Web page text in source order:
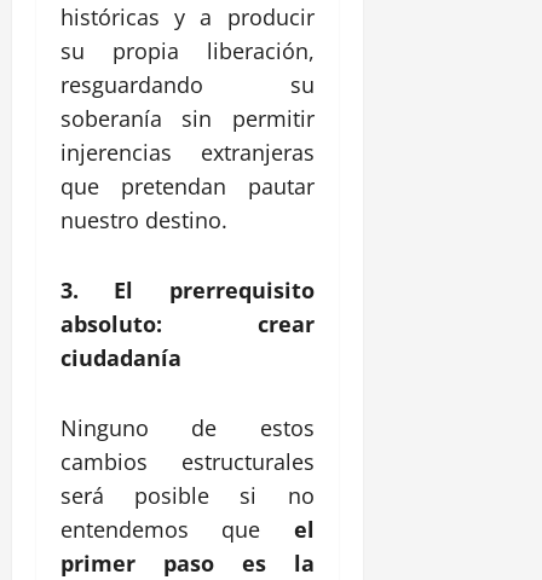
históricas y a producir
su propia liberación,
resguardando su
soberanía sin permitir
injerencias extranjeras
que pretendan pautar
nuestro destino.
3. El prerrequisito
absoluto: crear
ciudadanía
Ninguno de estos
cambios estructurales
será posible si no
entendemos que el
primer paso es la